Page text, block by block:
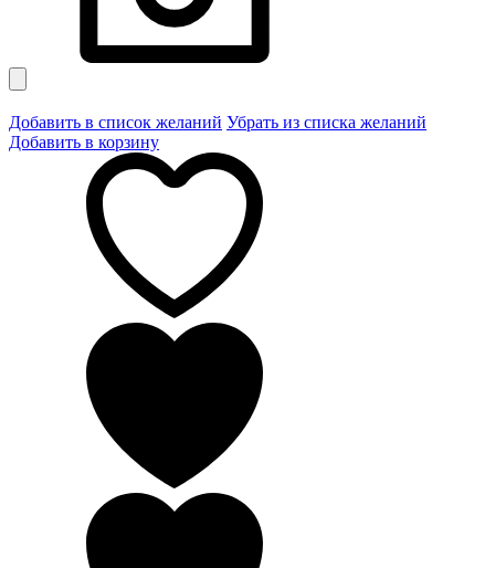
Добавить в список желаний Убрать из списка желаний
Добавить в корзину